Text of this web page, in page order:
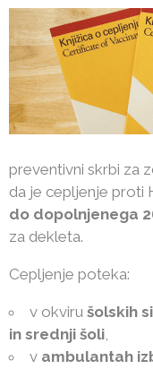
preventivni skrbi za
da je cepljenje proti
do dopolnjenega
za dekleta.
Cepljenje poteka:
v okviru šolskih
in srednji šoli,
v ambulantah